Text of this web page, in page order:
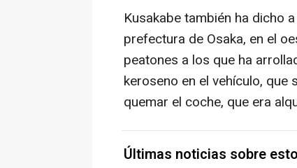
Kusakabe también ha dicho
prefectura de Osaka, en el
peatones a los que ha
keroseno en el vehículo,
quemar el coche, que era
Últimas noticias sobre